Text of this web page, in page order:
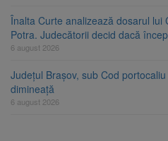
Înalta Curte analizează dosarul lui
Potra. Judecătorii decid dacă
6 august 2026
Județul Brașov, sub Cod
dimineață
6 august 2026